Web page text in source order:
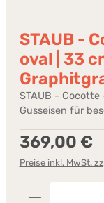
STAUB -
oval | 33
STAUB -
Gusseisen für
Regulärer Preis:
369,00 €
Preise inkl. MwSt.
Produkt